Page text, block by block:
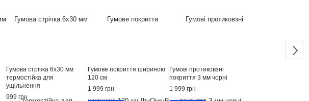
Гумова стрічка 6х30 мм
термостійка для
ущільнення
999 грн
Гумове покриття шириною
120 см
1 999 грн
Гумові протиковзні
покриття 3 мм чорні
1 999 грн